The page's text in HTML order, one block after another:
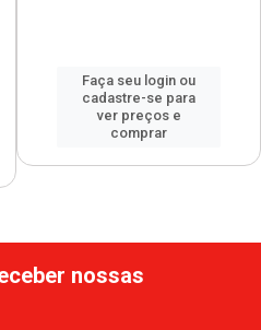
Faça seu login ou
cadastre-se para
ver preços e
comprar
nossas